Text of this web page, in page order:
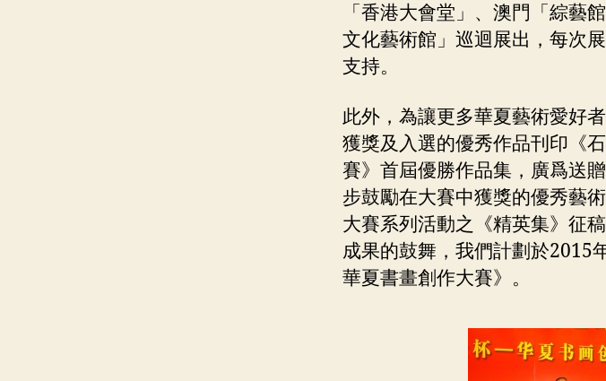
「香港大會堂」、澳門「綜藝
文化藝術館」巡迴展出，每次
支持。
此外，為讓更多華夏藝術愛好
獲獎及入選的優秀作品刊印《
賽》首屆優勝作品集，廣爲送
步鼓勵在大賽中獲獎的優秀藝
大賽系列活動之《精英集》征
成果的鼓舞，我們計劃於
華夏書畫創作大賽》。